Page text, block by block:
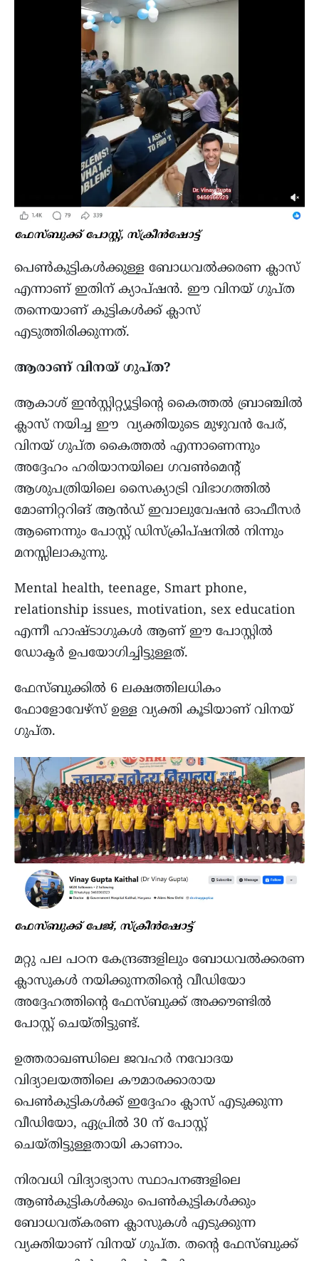
ഫേസ്ബുക്ക് പോസ്റ്റ്, സ്ക്രീന്‍ഷോട്ട്
പെൺകുട്ടികൾക്കുള്ള ബോധവൽക്കരണ ക്ലാസ്
എന്നാണ് ഇതിന് ക്യാപ്ഷൻ. ഈ വിനയ് ഗുപ്ത
തന്നെയാണ് കുട്ടികള്‍ക്ക് ക്ലാസ്
എടുത്തിരിക്കുന്നത്.
ആരാണ് വിനയ് ഗുപ്ത?
ആകാശ് ഇൻസ്റ്റിറ്റ്യൂട്ടിന്‍റെ കൈത്തൽ ബ്രാഞ്ചില്‍
ക്ലാസ് നയിച്ച ഈ വ്യക്തിയുടെ മുഴുവന്‍ പേര്,
വിനയ് ഗുപ്ത കൈത്തൽ എന്നാണെന്നും
അദ്ദേഹം ഹരിയാനയിലെ ഗവൺമെൻ്റ്
ആശുപത്രിയിലെ സൈക്യാട്രി വിഭാഗത്തിൽ
മോണിറ്ററിങ് ആൻഡ് ഇവാലുവേഷൻ ഓഫീസർ
ആണെന്നും പോസ്റ്റ് ഡിസ്ക്രിപ്ഷനിൽ നിന്നും
മനസ്സിലാകുന്നു.
Mental health, teenage, Smart phone,
relationship issues, motivation, sex education
എന്നീ ഹാഷ്ടാഗുകൾ ആണ് ഈ പോസ്റ്റിൽ
ഡോക്ടർ ഉപയോഗിച്ചിട്ടുള്ളത്.
ഫേസ്ബുക്കിൽ 6 ലക്ഷത്തിലധികം
ഫോളോവേഴ്സ് ഉള്ള വ്യക്തി കൂടിയാണ് വിനയ്
ഗുപ്ത.
ഫേസ്ബുക്ക് പേജ്, സ്ക്രീന്‍ഷോട്ട്
മറ്റു പല പഠന കേന്ദ്രങ്ങളിലും ബോധവൽക്കരണ
ക്ലാസുകൾ നയിക്കുന്നതിൻ്റെ വീഡിയോ
അദ്ദേഹത്തിൻ്റെ ഫേസ്ബുക്ക് അക്കൗണ്ടിൽ
പോസ്റ്റ് ചെയ്തിട്ടുണ്ട്.
ഉത്തരാഖണ്ഡിലെ ജവഹർ നവോദയ
വിദ്യാലയത്തിലെ കൗമാരക്കാരായ
പെൺകുട്ടികൾക്ക് ഇദ്ദേഹം ക്ലാസ് എടുക്കുന്ന
വീഡിയോ, ഏപ്രിൽ 30 ന് പോസ്റ്റ്
ചെയ്തിട്ടുള്ളതായി കാണാം.
നിരവധി വിദ്യാഭ്യാസ സ്ഥാപനങ്ങളിലെ
ആൺകുട്ടികൾക്കും പെൺകുട്ടികൾക്കും
ബോധവത്കരണ ക്ലാസുകൾ എടുക്കുന്ന
വ്യക്തിയാണ് വിനയ് ഗുപ്ത. തൻ്റെ ഫേസ്ബുക്ക്